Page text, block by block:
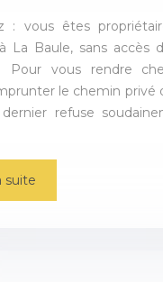
: vous êtes
La Baule, sans accès
Pour vous rendre
le chemin privé
refuse
suite